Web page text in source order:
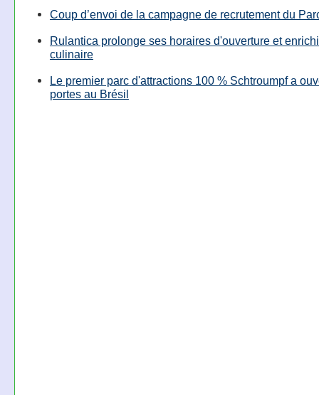
Coup d’envoi de la campagne de recrutement du
Rulantica prolonge ses horaires d'ouverture et
culinaire
Le premier parc d'attractions 100 % Schtroumpf a
portes au Brésil